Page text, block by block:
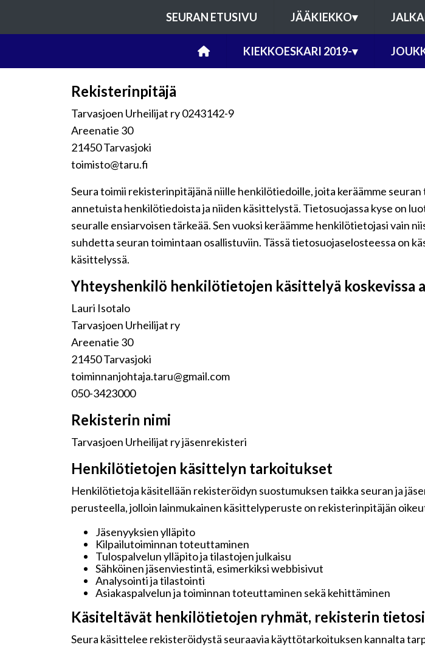
SEURAN ETUSIVU JÄÄKIEKKO▾
KIEKKOESKARI 2019-▾
Rekisterinpitäjä
Tarvasjoen Urheilijat ry 0243142-9
Areenatie 30
21450 Tarvasjoki
toimisto@taru.fi
Seura toimii rekisterinpitäjänä niille henkilötiedoille, joita keräämme
annetuista henkilötiedoista ja niiden käsittelystä. Tietosuojassa kyse on
seuralle ensiarvoisen tärkeää. Sen vuoksi keräämme henkilötietojasi vain
suhdetta seuran toimintaan osallistuviin. Tässä tietosuojaselosteessa on
käsittelyssä.
Yhteyshenkilö henkilötietojen käsittelyä koskevissa
Lauri Isotalo
Tarvasjoen Urheilijat ry
Areenatie 30
21450 Tarvasjoki
toiminnanjohtaja.taru@gmail.com
050-3423000
Rekisterin nimi
Tarvasjoen Urheilijat ry jäsenrekisteri
Henkilötietojen käsittelyn tarkoitukset
Henkilötietoja käsitellään rekisteröidyn suostumuksen taikka seuran ja
perusteella, jolloin lainmukainen käsittelyperuste on rekisterinpitäjän
Jäsenyyksien ylläpito
Kilpailutoiminnan toteuttaminen
Tulospalvelun ylläpito ja tilastojen julkaisu
Sähköinen jäsenviestintä, esimerkiksi webbisivut
Analysointi ja tilastointi
Asiakaspalvelun ja toiminnan toteuttaminen sekä kehittäminen
Käsiteltävät henkilötietojen ryhmät, rekisterin
Seura käsittelee rekisteröidystä seuraavia käyttötarkoituksen kannalta